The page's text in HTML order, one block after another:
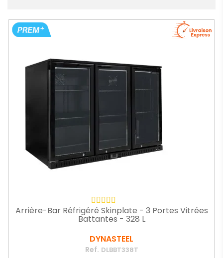
Arrière-Bar Réfrigéré Skinplate - 3 Portes Vitrées
Battantes - 328 L
DYNASTEEL
Ref. DLBBT338T